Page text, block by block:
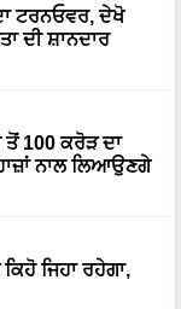
ਟਰਨਓਵਰ, ਦੇਖੋ
ਦੀ ਸ਼ਾਨਦਾਰ
ਤੋਂ 100 ਕਰੋੜ ਦਾ
ਨਾਲ ਲਿਆਉਣਗੇ
ਜਿਹਾ ਰਹੇਗਾ,